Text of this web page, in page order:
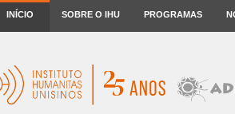
INÍCIO SOBRE O IHU PROGRAMAS